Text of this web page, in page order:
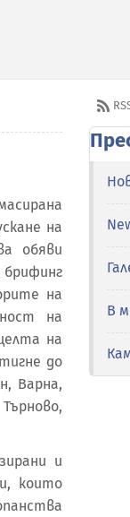
на
обяви
на
на
на
до
Варна,
и
които
В